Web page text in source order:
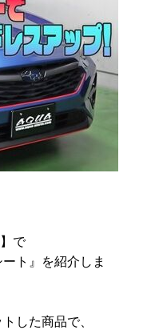
で
ト』を紹介しま
した商品で、